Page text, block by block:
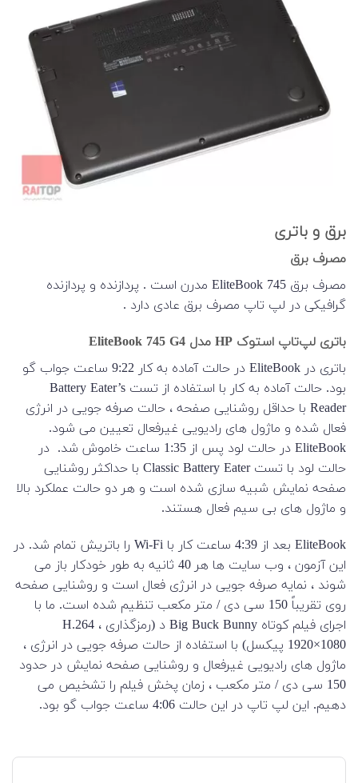
برق و باتری
مصرف برق
مصرف برق EliteBook 745 مدرن است . پردازنده و پردازنده
گرافیکی در لپ تاپ مصرف برق عادی دارد .
باتری لپ‌تاپ استوک HP مدل EliteBook 745 G4
باتری در EliteBook در حالت آماده به کار 9:22 ساعت جواب گو
بود. حالت آماده به کار با استفاده از تست Battery Eater’s
Reader با حداقل روشنایی صفحه ، حالت صرفه جویی در انرژی
فعال شده و ماژول های رادیویی غیرفعال تعیین می شود.
EliteBook در حالت لود پس از 1:35 ساعت خاموش شد. در
حالت لود با تست Classic Battery Eater با حداکثر روشنایی
صفحه نمایش شبیه سازی شده است و هر دو حالت عملکرد بالا
و ماژول های بی سیم فعال هستند.
EliteBook بعد از 4:39 ساعت کار با Wi-Fi را باتریش تمام شد. در
این آزمون ، وب سایت ها هر 40 ثانیه به طور خودکار باز می
شوند ، نمایه صرفه جویی در انرژی فعال است و روشنایی صفحه
روی تقریباً 150 سی دی / متر مکعب تنظیم شده است. ما با
اجرای فیلم کوتاه Big Buck Bunny د (رمزگذاری H.264 ،
1920×1080 پیکسل) با استفاده از حالت صرفه جویی در انرژی ،
ماژول های رادیویی غیرفعال و روشنایی صفحه نمایش در حدود
150 سی دی / متر مکعب ، زمان پخش فیلم را تشخیص می
دهیم. این لپ تاپ در این حالت 4:06 ساعت جواب گو بود.